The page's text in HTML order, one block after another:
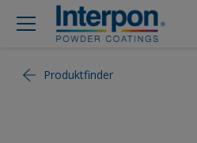
Produktfinder